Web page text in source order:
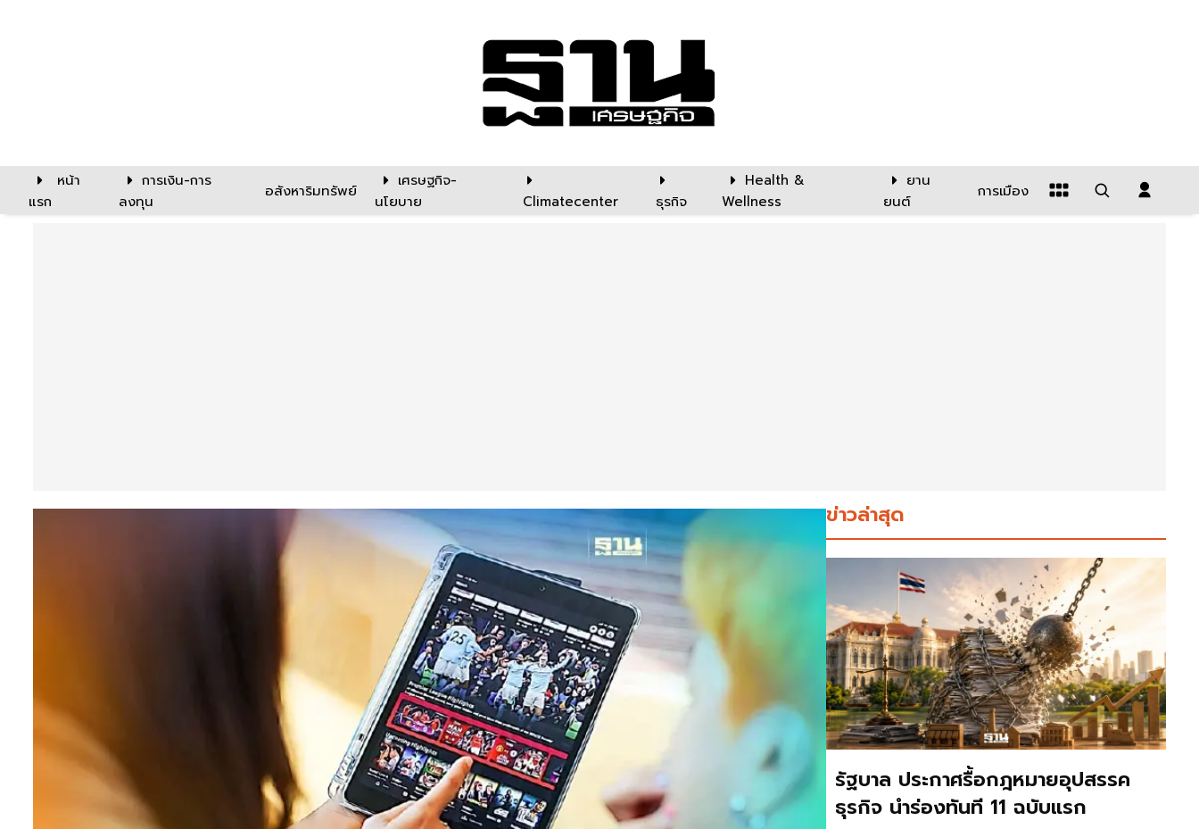
หน้า
แรก
การเงิน-การ
ลงทุน
อสังหาริมทรัพย์
เศรษฐกิจ-
นโยบาย
Climatecenter ธุรกิจ
Health &
Wellness
ยาน
ยนต์
การเมือง
ข่าวล่าสุด
รัฐบาล ประกาศรื้อกฎหมายอุปสรรค
ธุรกิจ นำร่องทันที 11 ฉบับแรก